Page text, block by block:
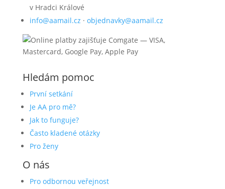
v Hradci Králové
info@aamail.cz · objednavky@aamail.cz
Hledám pomoc
První setkání
Je AA pro mě?
Jak to funguje?
Často kladené otázky
Pro ženy
O nás
Pro odbornou veřejnost